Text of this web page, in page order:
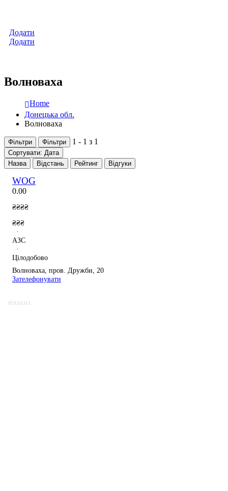
Додати
Додати
Волноваха
Home
Донецька обл.
Волноваха
Фільтри Фільтри 1 - 1 з 1
Сортувати: Дата
Назва
Відстань Рейтинг Відгуки
WOG
0.00
₴₴₴₴
₴₴₴
·
АЗС
·
Цілодобово
Волноваха, пров. Дружби, 20
Зателефонувати
РЕКЛАМА